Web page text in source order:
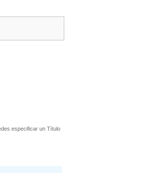
especificar un Título